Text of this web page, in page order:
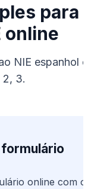
para
online
NIE espanhol é
2, 3.
online com